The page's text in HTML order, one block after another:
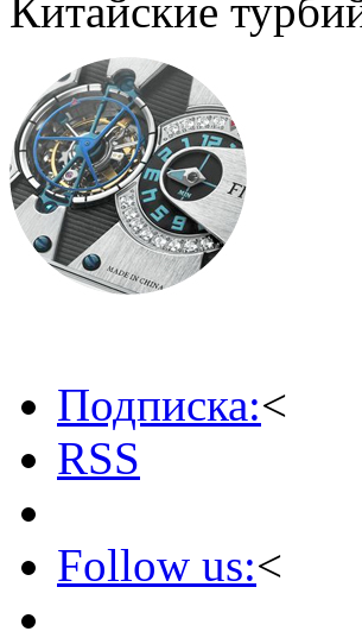
Китайские
Подписка:<
RSS
Follow us:<